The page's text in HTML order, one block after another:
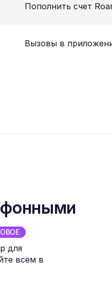
Пополнить счет
Вызовы в
для
всем в